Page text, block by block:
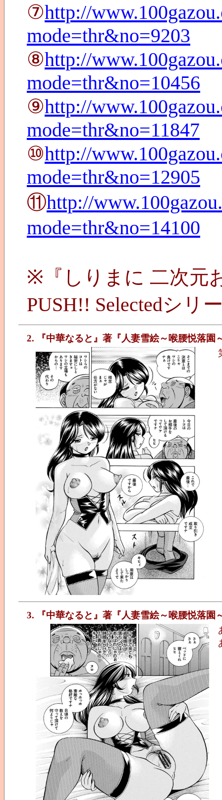
⑦http://
mode=thr&no=9203
⑧http://
mode=thr&no=10456
⑨http://
mode=thr&no=11847
⑩http://
mode=thr&no=12905
⑪http://
mode=thr&no=14100
※『しりまに 二次元
PUSH!! Selectedシリ
2. 『中華なると』著『人妻雪絵～喉腰悦落園
3. 『中華なると』著『人妻雪絵～喉腰悦落園